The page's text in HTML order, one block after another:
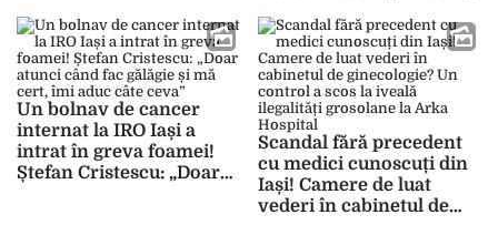
Ursuleanu! Locația nu
are aviz de la ISU
„Am ajuns să sângerez,
mi-a încurcat
tratamentul”
Un bolnav de cancer
internat la IRO Iași a
intrat în greva foamei!
Ștefan Cristescu: „Doar
Scandal fără precedent
cu medici cunoscuți din
Iași! Camere de luat
vederi în cabinetul de